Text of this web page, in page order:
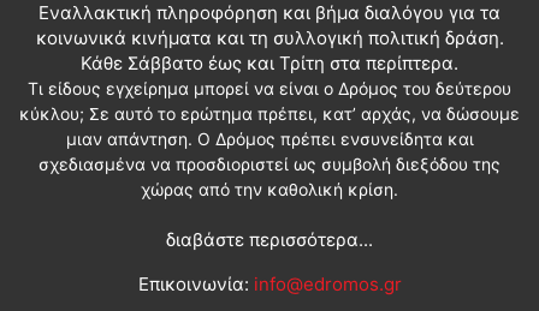
Εναλλακτική πληροφόρηση και βήμα διαλόγου για τα
κοινωνικά κινήματα και τη συλλογική πολιτική δράση.
Κάθε Σάββατο έως και Τρίτη στα περίπτερα.
Τι είδους εγχείρημα μπορεί να είναι ο Δρόμος του δεύτερου
κύκλου; Σε αυτό το ερώτημα πρέπει, κατ’ αρχάς, να δώσουμε
μιαν απάντηση. Ο Δρόμος πρέπει ενσυνείδητα και
σχεδιασμένα να προσδιοριστεί ως συμβολή διεξόδου της
χώρας από την καθολική κρίση.
διαβάστε περισσότερα...
Επικοινωνία: info@edromos.gr